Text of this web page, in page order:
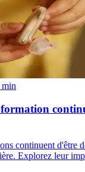
min
continuent d'être
Explorez leur